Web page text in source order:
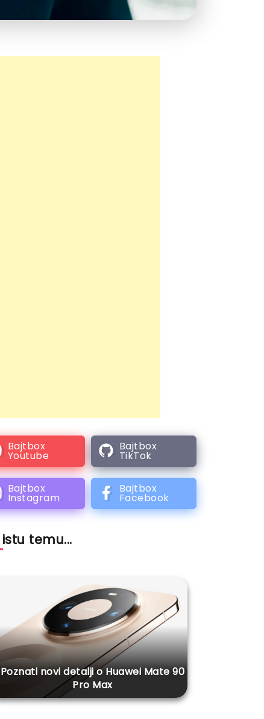
Bajtbox
Youtube
Bajtbox
TikTok
Bajtbox
Instagram
Bajtbox
Facebook
temu...
Poznati novi detalji o Huawei Mate 90
Pro Max